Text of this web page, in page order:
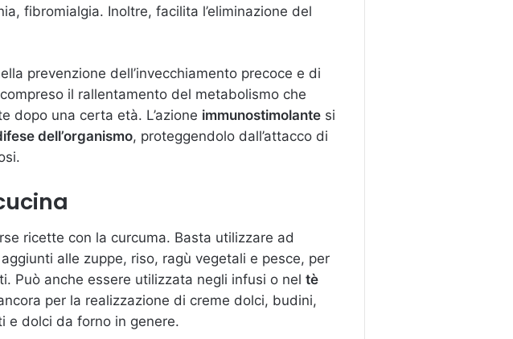
fibromialgia. Inoltre, facilita l’eliminazione del
prevenzione dell’invecchiamento precoce e di
il rallentamento del metabolismo che
dopo una certa età. L’azione immunostimolante si
dell’organismo, proteggendolo dall’attacco di
ricette con la curcuma. Basta utilizzare ad
alle zuppe, riso, ragù vegetali e pesce, per
Può anche essere utilizzata negli infusi o nel tè
per la realizzazione di creme dolci, budini,
e dolci da forno in genere.